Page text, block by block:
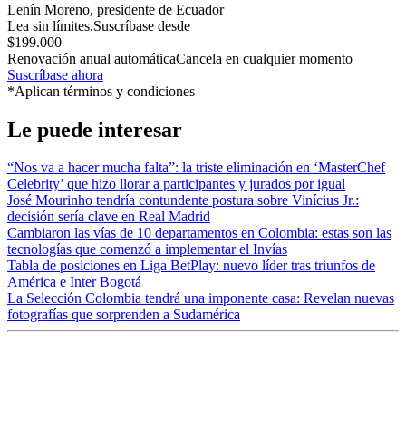
Lenín Moreno, presidente de Ecuador
Lea sin límites.Suscríbase desde
$199.000
Renovación anual automáticaCancela en cualquier momento
Suscríbase ahora
*Aplican términos y condiciones
Le puede interesar
“Nos va a hacer mucha falta”: la triste eliminación en ‘MasterChef
Celebrity’ que hizo llorar a participantes y jurados por igual
José Mourinho tendría contundente postura sobre Vinícius Jr.:
decisión sería clave en Real Madrid
Cambiaron las vías de 10 departamentos en Colombia: estas son las
tecnologías que comenzó a implementar el Invías
Tabla de posiciones en Liga BetPlay: nuevo líder tras triunfos de
América e Inter Bogotá
La Selección Colombia tendrá una imponente casa: Revelan nuevas
fotografías que sorprenden a Sudamérica